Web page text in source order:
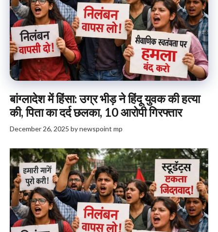
बांग्लादेश में हिंसा: उग्र भीड़ ने हिंदू युवक की हत्या
की, पिता का दर्द छलका, 10 आरोपी गिरफ्तार
December 26, 2025 bynewspoint mp